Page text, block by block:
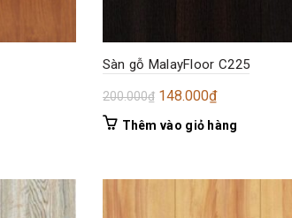
Sàn gỗ MalayFloor C225
200.000₫ Giá
gốc
148.000₫Giá
hiện
148.000₫.
Thêm vào giỏ hàng